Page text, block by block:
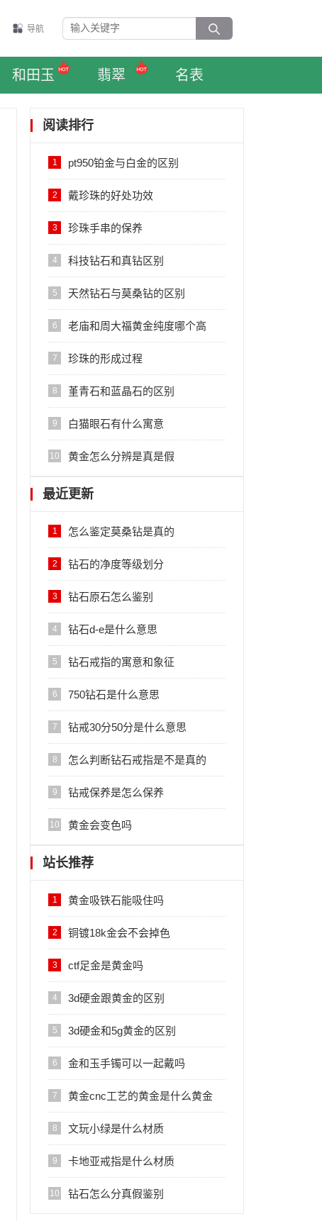
导航
和田玉 翡翠 名表
阅读排行
1 pt950铂金与白金的区别
2 戴珍珠的好处功效
3 珍珠手串的保养
4 科技钻石和真钻区别
5 天然钻石与莫桑钻的区别
6 老庙和周大福黄金纯度哪个高
7 珍珠的形成过程
8 堇青石和蓝晶石的区别
9 白猫眼石有什么寓意
10 黄金怎么分辨是真是假
最近更新
1 怎么鉴定莫桑钻是真的
2 钻石的净度等级划分
3 钻石原石怎么鉴别
4 钻石d-e是什么意思
5 钻石戒指的寓意和象征
6 750钻石是什么意思
7 钻戒30分50分是什么意思
8 怎么判断钻石戒指是不是真的
9 钻戒保养是怎么保养
10 黄金会变色吗
站长推荐
1 黄金吸铁石能吸住吗
2 铜镀18k金会不会掉色
3 ctf足金是黄金吗
4 3d硬金跟黄金的区别
5 3d硬金和5g黄金的区别
6 金和玉手镯可以一起戴吗
7 黄金cnc工艺的黄金是什么黄金
8 文玩小绿是什么材质
9 卡地亚戒指是什么材质
10 钻石怎么分真假鉴别